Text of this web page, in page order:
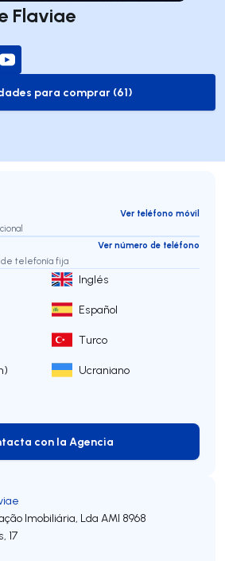
Flaviae
to-buy-listing
para comprar (61)
Ver teléfono móvil
Ver número de teléfono
de telefonía fija
Inglés
Español
Turco
Ucraniano
Contacta con la Agencia
con la Agencia
Imobiliária, Lda AMI 8968
17